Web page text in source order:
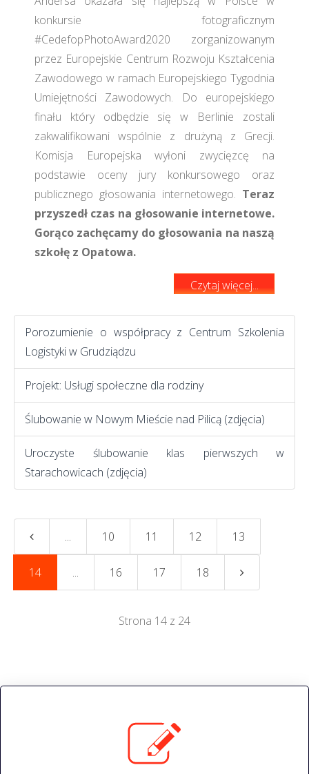
konkursie fotograficznym
#CedefopPhotoAward2020 zorganizowanym
przez Europejskie Centrum Rozwoju Kształcenia
Zawodowego w ramach Europejskiego Tygodnia
Umiejętności Zawodowych. Do europejskiego
finału który odbędzie się w Berlinie zostali
zakwalifikowani wspólnie z drużyną z Grecji.
Komisja Europejska wyłoni zwycięzcę na
podstawie oceny jury konkursowego oraz
publicznego głosowania internetowego. Teraz
przyszedł czas na głosowanie internetowe.
Gorąco zachęcamy do głosowania na naszą
szkołę z Opatowa.
Czytaj więcej...
Porozumienie o współpracy z Centrum Szkolenia
Logistyki w Grudziądzu
Projekt: Usługi społeczne dla rodziny
Ślubowanie w Nowym Mieście nad Pilicą (zdjęcia)
Uroczyste ślubowanie klas pierwszych w
Starachowicach (zdjęcia)
... 10 11 12 13
14 ... 16 17 18
Strona 14 z 24